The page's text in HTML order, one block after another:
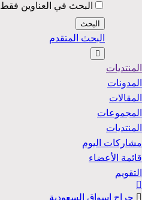
البحث في العناوين فقط
البحث
البحث المتقدم
المنتديات
المدونات
المقالات
المجموعات
المنتديات
مشاركات اليوم
قائمة الأعضاء
التقويم
حراج اسواق السعودية